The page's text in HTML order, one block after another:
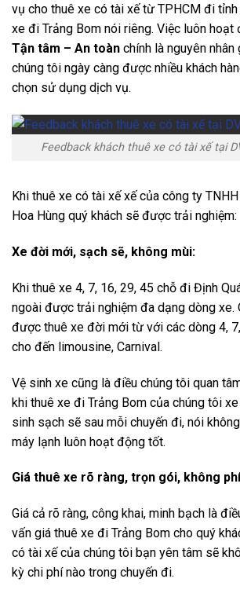
vụ cho thuê xe có tài xế từ TPHCM đi
xe đi Trảng Bom nói riêng. Việc luôn
Tận tâm – An toàn chính là nguyên
chúng tôi ngày càng được nhiều khách
chọn sử dụng dịch vụ.
Feedback khách thuê xe có tài xế tại
Khi thuê xe có tài xế xế của công ty
Hoa Hùng quý khách sẽ được trải nghiệm:
Xe đời mới, sạch sẽ, không mùi:
Khi thuê xe 4, 7, 16, 29, 45 chỗ đi Định
ngoài được trải nghiệm đa dạng dòng xe.
được thuê xe đời mới từ với các dòng 4,
cho đến limousine, Carnival.
Vệ sinh xe cũng là điều chúng tôi quan
khi thuê xe đi Trảng Bom của chúng tôi
sinh sạch sẽ sau mỗi chuyến đi, nói
máy lạnh luôn hoạt động tốt.
Giá thuê xe rõ ràng, trọn gói, không
Giá cả rõ ràng, công khai, minh bạch là
vấn giá thuê xe đi Trảng Bom cho quý
có tài xế của chúng tôi bạn yên tâm sẽ
kỳ chi phí nào trong chuyến đi.